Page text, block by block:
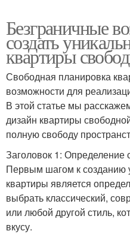
Безграничные
создать
квартиры
Свободная планировка
возможности для
В этой статье мы
дизайн квартиры
полную свободу
Заголовок 1: Определение
Первым шагом к созданию
квартиры является
выбрать классический,
или любой другой стиль,
вкусу.